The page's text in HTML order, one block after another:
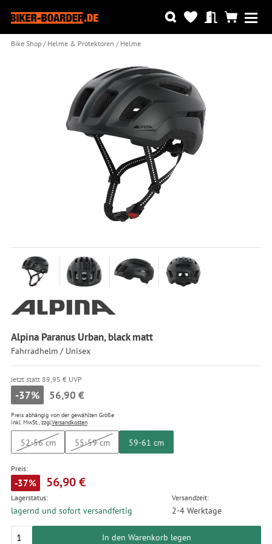
Bike Shop Helme & Protektoren Helme
Alpina Paranus Urban, black matt
Fahrradhelm / Unisex
Jetzt statt 89,95 € UVP
-37% 56,90 €
Preis abhängig von der gewählten Größe
inkl. MwSt., zzgl.Versandkosten
52-56 cm 55-59 cm 59-61 cm
Preis:
-37% 56,90 €
Lagerstatus:
lagernd und sofort versandfertig
Versandzeit:
2-4 Werktage
In den Warenkorb legen